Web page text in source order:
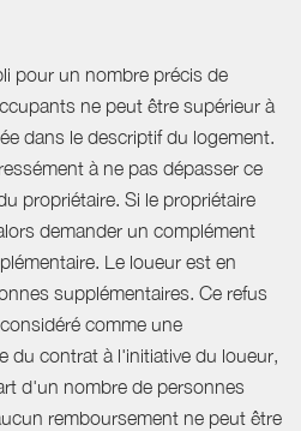
pour un nombre précis de
ne peut être supérieur à
dans le descriptif du logement.
à ne pas dépasser ce
propriétaire. Si le propriétaire
demander un complément
Le loueur est en
supplémentaires. Ce refus
comme une
du contrat à l'initiative du loueur,
d'un nombre de personnes
remboursement ne peut être